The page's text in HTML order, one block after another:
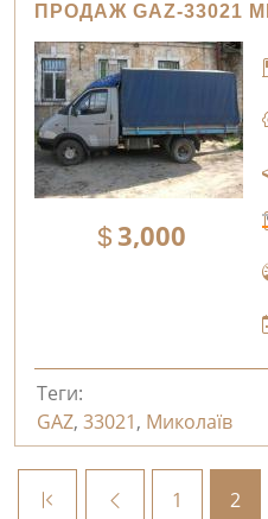
ПРОДАЖ GAZ-33021
3,000
Теги:
GAZ, 33021, Миколаїв
1 2